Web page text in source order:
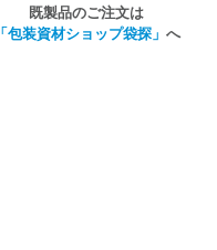
既製品のご注文は
「包装資材ショップ袋探」 へ